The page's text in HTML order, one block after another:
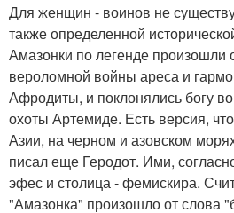
Для женщин - воинов не
также определенной
Амазонки по легенде произошли
вероломной войны ареса и
Афродиты, и поклонялись богу
охоты Артемиде. Есть версия,
Азии, на черном и азовском
писал еще Геродот. Ими,
эфес и столица - фемискира.
"Амазонка" произошло от слова